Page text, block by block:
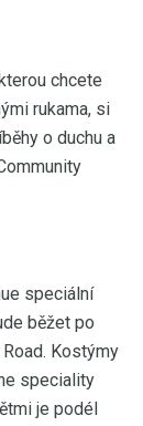
chcete
rukama, si
o duchu a
speciální
běžet po
Kostýmy
speciality
je podél